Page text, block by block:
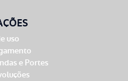
uso
e Portes